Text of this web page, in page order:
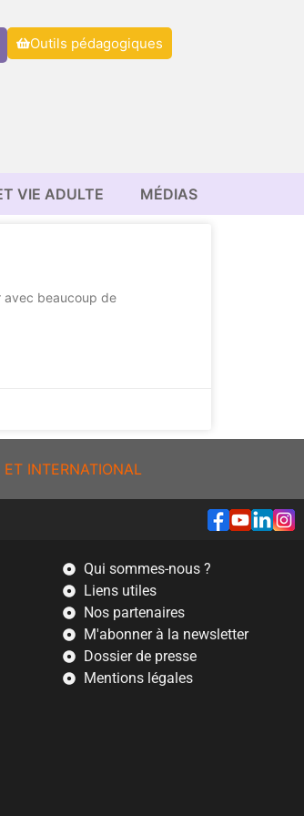
Outils pédagogiques
VIE ADULTE MÉDIAS
avec beaucoup de
INTERNATIONAL
Qui sommes-nous ?
Liens utiles
Nos partenaires
M'abonner à la newsletter
Dossier de presse
Mentions légales